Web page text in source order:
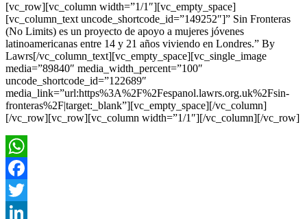
[vc_row][vc_column width=”1/1″][vc_empty_space]
[vc_column_text uncode_shortcode_id=”149252″]” Sin Fronteras
(No Limits) es un proyecto de apoyo a mujeres jóvenes
latinoamericanas entre 14 y 21 años viviendo en Londres.” By
Lawrs[/vc_column_text][vc_empty_space][vc_single_image
media=”89840″ media_width_percent=”100″
uncode_shortcode_id=”122689″
media_link=”url:https%3A%2F%2Fespanol.lawrs.org.uk%2Fsin-
fronteras%2F|target:_blank”][vc_empty_space][/vc_column]
[/vc_row][vc_row][vc_column width=”1/1″][/vc_column][/vc_row]
WhatsApp
Facebook
Twitter